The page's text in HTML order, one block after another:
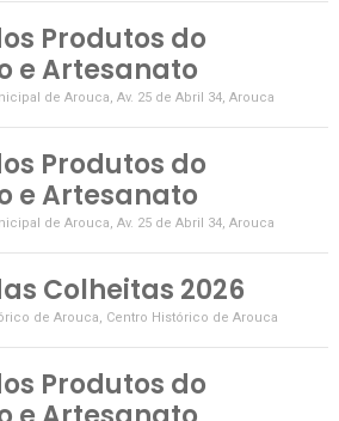
Produtos do
e Artesanato
de Arouca, Av. 25 de Abril 34, Arouca
Produtos do
e Artesanato
de Arouca, Av. 25 de Abril 34, Arouca
Colheitas 2026
de Arouca, Centro Histórico de Arouca
Produtos do